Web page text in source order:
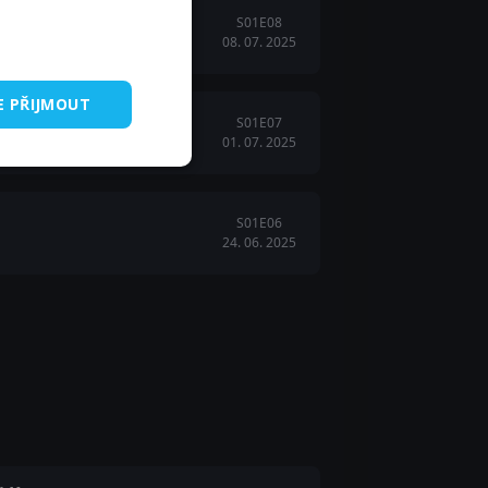
S01E08
08. 07. 2025
S01E07
01. 07. 2025
S01E06
24. 06. 2025
PŘIJMOUT